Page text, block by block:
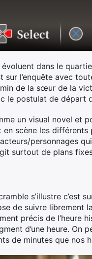
dans le
sur l’enquête avec
de la sœur de la
le postulat de départ
un visual novel et
en scène les
personnages
surtout de plans
s’illustre
de suivre librement
précis de l’heure
d’une heure. On
de minutes que nos